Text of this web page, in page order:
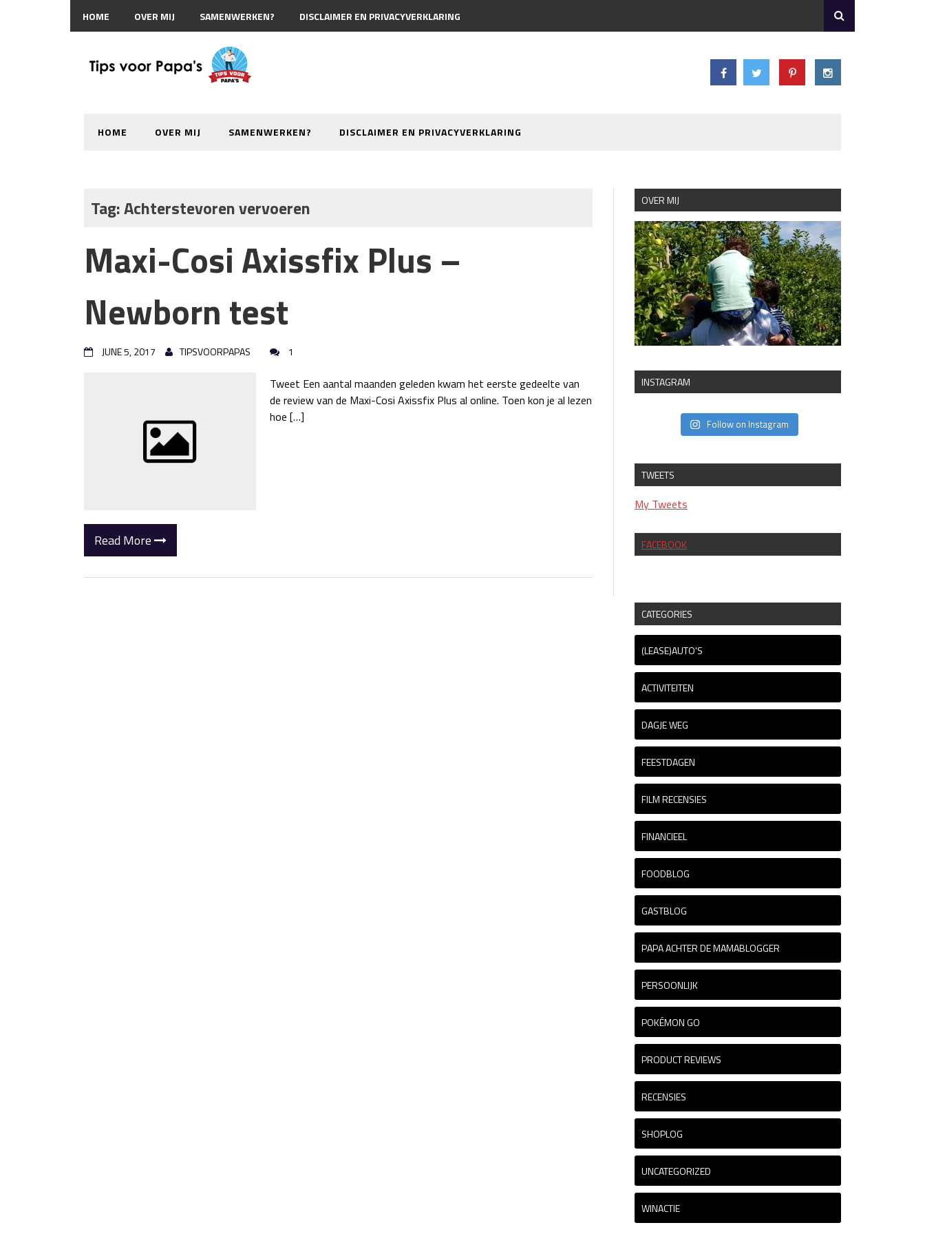
HOME OVER MIJ SAMENWERKEN? DISCLAIMER EN PRIVACYVERKLARING
HOME OVER MIJ SAMENWERKEN? DISCLAIMER EN PRIVACYVERKLARING
Tag:Achterstevoren vervoeren
Maxi-Cosi Axissfix Plus –
Newborn test
JUNE 5, 2017 TIPSVOORPAPAS 1
Tweet Een aantal maanden geleden kwam het eerste gedeelte van
de review van de Maxi-Cosi Axissfix Plus al online. Toen kon je al lezen
hoe […]
Read More
OVER MIJ
INSTAGRAM
Follow on Instagram
TWEETS
My Tweets
FACEBOOK
CATEGORIES
(LEASE)AUTO'S
ACTIVITEITEN
DAGJE WEG
FEESTDAGEN
FILM RECENSIES
FINANCIEEL
FOODBLOG
GASTBLOG
PAPA ACHTER DE MAMABLOGGER
PERSOONLIJK
POKÉMON GO
PRODUCT REVIEWS
RECENSIES
SHOPLOG
UNCATEGORIZED
WINACTIE